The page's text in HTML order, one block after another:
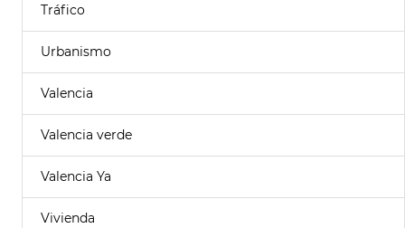
Tráfico
Urbanismo
Valencia
Valencia verde
Valencia Ya
Vivienda